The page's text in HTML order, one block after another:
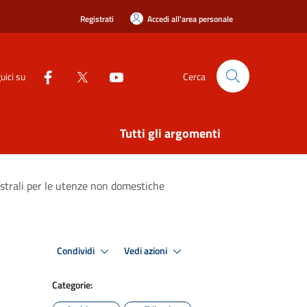
Registrati Accedi all'area personale
su Cerca
Tutti gli argomenti
per le utenze non domestiche
Condividi Vedi azioni
Categorie: